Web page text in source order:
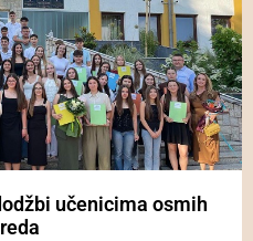
učenicima osmih